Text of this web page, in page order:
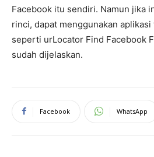
Facebook itu sendiri. Namun jika
rinci, dapat menggunakan aplikasi
seperti urLocator Find Facebook
sudah dijelaskan.
Facebook WhatsApp